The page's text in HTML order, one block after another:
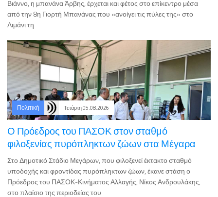
Λιμάνι τη
Πολιτική Τετάρτη 05.08.2026
Ο Πρόεδρος του ΠΑΣΟΚ στον σταθμό
φιλοξενίας πυρόπληκτων ζώων στα Μέγαρα
Στο Δημοτικό Στάδιο Μεγάρων, που φιλοξενεί έκτακτο σταθμό
υποδοχής και φροντίδας πυρόπληκτων ζώων, έκανε στάση ο
Πρόεδρος του ΠΑΣΟΚ-Κινήματος Αλλαγής, Νίκος Ανδρουλάκης,
στο πλαίσιο της περιοδείας του